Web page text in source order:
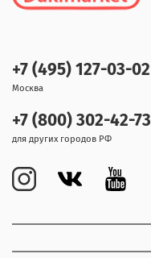
+7 (495) 127-03-02
Москва
+7 (800) 302-42-73
для других городов РФ